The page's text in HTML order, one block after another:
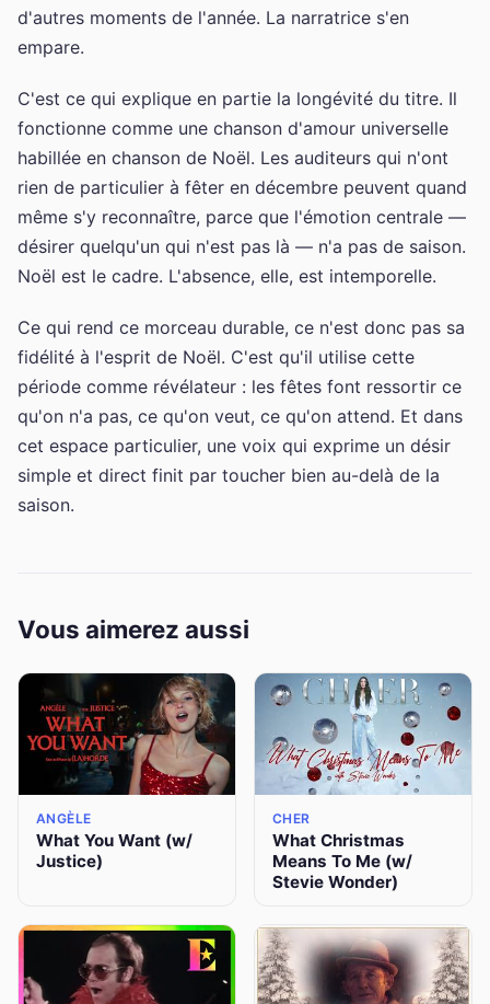
d'autres moments de l'année. La narratrice s'en
empare.
C'est ce qui explique en partie la longévité du titre. Il
fonctionne comme une chanson d'amour universelle
habillée en chanson de Noël. Les auditeurs qui n'ont
rien de particulier à fêter en décembre peuvent quand
même s'y reconnaître, parce que l'émotion centrale —
désirer quelqu'un qui n'est pas là — n'a pas de saison.
Noël est le cadre. L'absence, elle, est intemporelle.
Ce qui rend ce morceau durable, ce n'est donc pas sa
fidélité à l'esprit de Noël. C'est qu'il utilise cette
période comme révélateur : les fêtes font ressortir ce
qu'on n'a pas, ce qu'on veut, ce qu'on attend. Et dans
cet espace particulier, une voix qui exprime un désir
simple et direct finit par toucher bien au-delà de la
saison.
Vous aimerez aussi
ANGÈLE
What You Want (w/
Justice)
CHER
What Christmas
Means To Me (w/
Stevie Wonder)